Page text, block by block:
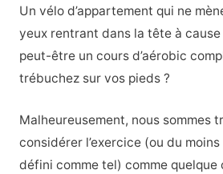
Un vélo d’appartement qui ne
yeux rentrant dans la tête à cause
peut-être un cours d’aérobic
trébuchez sur vos pieds ?
Malheureusement, nous sommes
considérer l’exercice (ou du
défini comme tel) comme quelque